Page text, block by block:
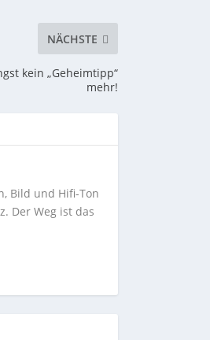
NÄCHSTE
kein „Geheimtipp“
mehr!
Bild und Hifi-Ton
Der Weg ist das